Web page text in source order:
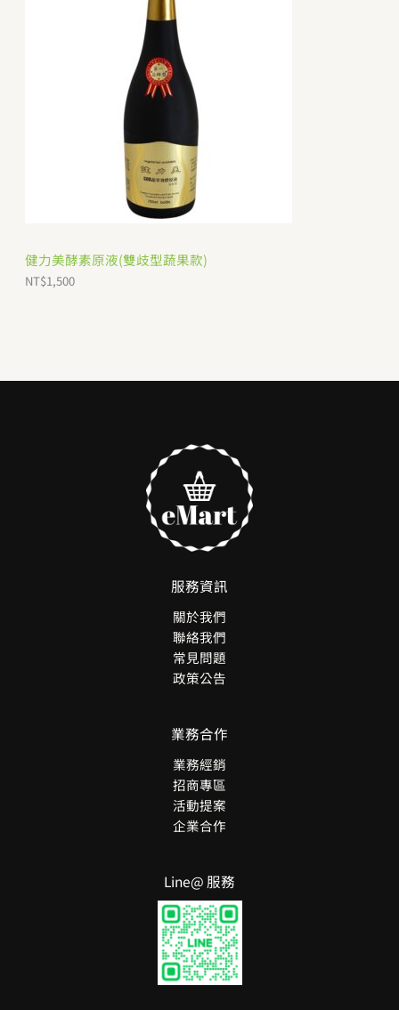
健力美酵素原液(雙歧型蔬果款)
NT$1,500
服務資訊
關於我們
聯絡我們
常見問題
政策公告
業務合作
業務經銷
招商專區
活動提案
企業合作
Line@ 服務